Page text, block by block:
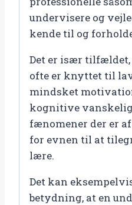
undervisere og
kende til og
Det er især tilfældet,
ofte er knyttet til
mindsket
kognitive
fænomener der er
for evnen til at
lære.
Det kan
betydning, at en